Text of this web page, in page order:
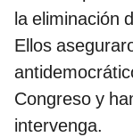
la eliminación
Ellos
Congreso y
intervenga.